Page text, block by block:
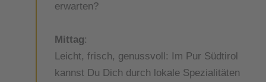
erwarten?
Mittag:
Leicht, frisch, genussvoll: Im Pur Südtirol
kannst Du Dich durch lokale Spezialitäten